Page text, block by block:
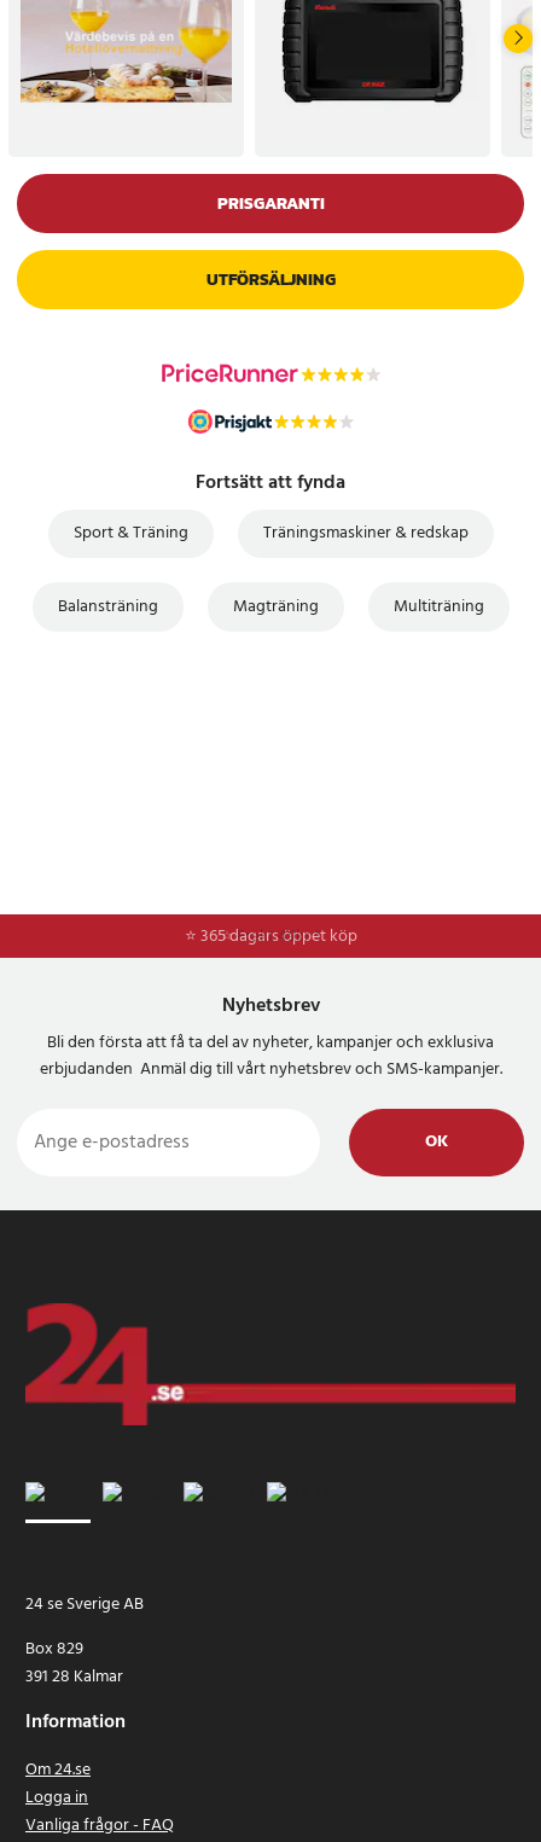
PRISGARANTI
UTFÖRSÄLJNING
Fortsätt att fynda
Sport & Träning Träningsmaskiner & redskap
Balansträning Magträning Multiträning
⭐ 365 dagars öppet köp
⭐Frakt 49kr *
Nyhetsbrev
Bli den första att få ta del av nyheter, kampanjer och exklusiva
erbjudanden Anmäl dig till vårt nyhetsbrev och SMS-kampanjer.
OK
24 se Sverige AB
Box 829
391 28 Kalmar
Information
Om 24.se
Logga in
Vanliga frågor - FAQ